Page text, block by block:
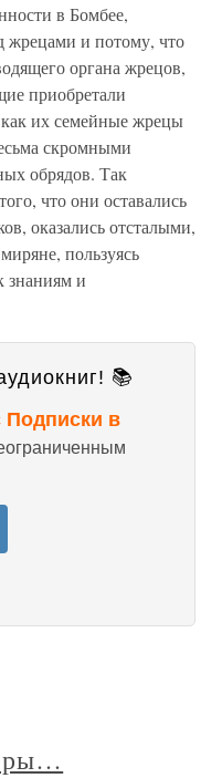
в Бомбее,
жрецами и потому, что
органа жрецов,
приобретали
их семейные жрецы
скромными
обрядов. Так
что они оставались
оказались отсталыми,
пользуясь
знаниям и
📚
Подписки в